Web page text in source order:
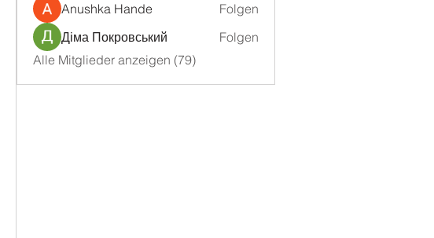
Anushka Hande
Folgen
Діма Покровський
Folgen
Alle Mitglieder anzeigen (79)